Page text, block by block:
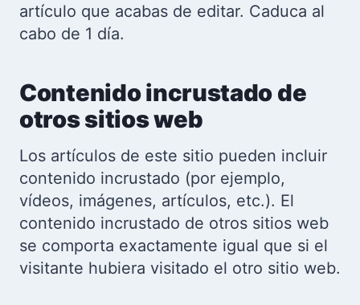
artículo que acabas de editar. Caduca al
cabo de 1 día.
Contenido incrustado de
otros sitios web
Los artículos de este sitio pueden incluir
contenido incrustado (por ejemplo,
vídeos, imágenes, artículos, etc.). El
contenido incrustado de otros sitios web
se comporta exactamente igual que si el
visitante hubiera visitado el otro sitio web.